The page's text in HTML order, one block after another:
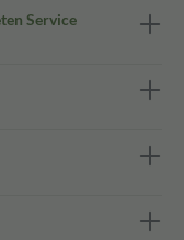
Service